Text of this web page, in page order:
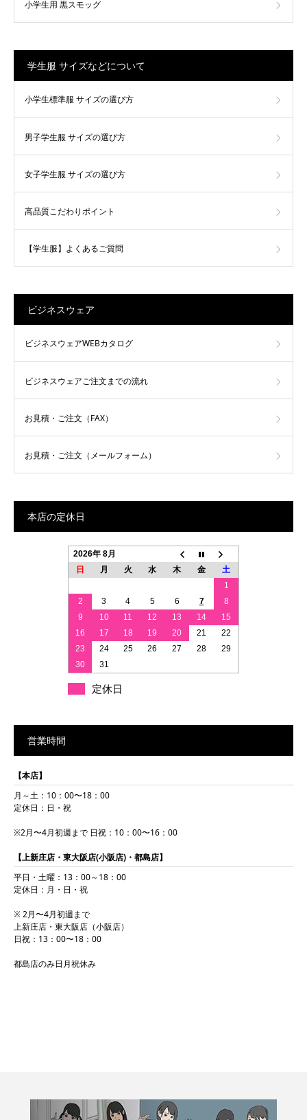
小学生用 黒スモッグ
学生服 サイズなどについて
小学生標準服 サイズの選び方
男子学生服 サイズの選び方
女子学生服 サイズの選び方
高品質こだわりポイント
【学生服】よくあるご質問
ビジネスウェア
ビジネスウェアWEBカタログ
ビジネスウェアご注文までの流れ
お見積・ご注文（FAX）
お見積・ご注文（メールフォーム）
本店の定休日
2026年 8月
日
月 火 水 木 金
土
1
2
3 4 5 6 7
8
9
10 11 12 13 14
15
16
17 18 19 20 21
22
23
24 25 26 27 28
29
30
31
定休日
営業時間
【本店】
月～土：10：00〜18：00
定休日：日・祝
※2月〜4月初週まで 日祝：10：00〜16：00
【上新庄店・東大阪店(小阪店)・都島店】
平日・土曜：13：00～18：00
定休日：月・日・祝
※ 2月〜4月初週まで
上新庄店・東大阪店（小阪店）
日祝：13：00〜18：00
都島店のみ日月祝休み